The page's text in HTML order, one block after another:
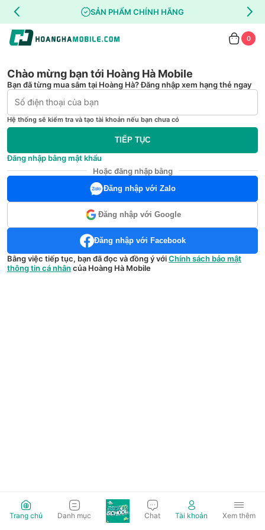
SẢN PHẨM CHÍNH HÃNG
0
Chào mừng bạn tới Hoàng Hà Mobile
Bạn đã từng mua sắm tại Hoàng Hà? Đăng nhập xem hạng thẻ ngay
Hệ thống sẽ kiểm tra và tạo tài khoản nếu bạn chưa có
TIẾP TỤC
Đăng nhập bằng mật khẩu
Hoặc đăng nhập bằng
Đăng nhập với Zalo
Đăng nhập với Google
Đăng nhập với Facebook
Bằng việc tiếp tục, bạn đã đọc và đồng ý vớiChính sách bảo mật
thông tin cá nhân của Hoàng Hà Mobile
Trang chủ Danh mục Chat Tài khoản Xem thêm